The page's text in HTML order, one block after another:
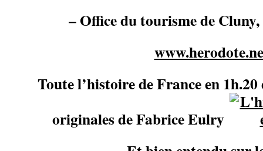
– Office du tourisme de
Toute l’histoire de France en
originales de Fabrice Eulry